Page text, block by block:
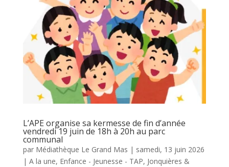
L’APE organise sa kermesse de fin d’année
vendredi 19 juin de 18h à 20h au parc
communal
par Médiathèque Le Grand Mas | samedi, 13 juin 2026
| A la une, Enfance - Jeunesse - TAP, Jonquières &